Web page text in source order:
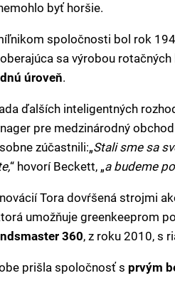
byť horšie.
spoločnosti bol rok
sa výrobou
úroveň.
ďalších inteligentných
pre medzinárodný
zúčastnili:„Stali sme sa
“ hovorí Beckett, „a budeme
Tora dovŕšená strojmi
umožňuje greenkeeprom
360, z roku 2010, s
prišla spoločnosť s prvým